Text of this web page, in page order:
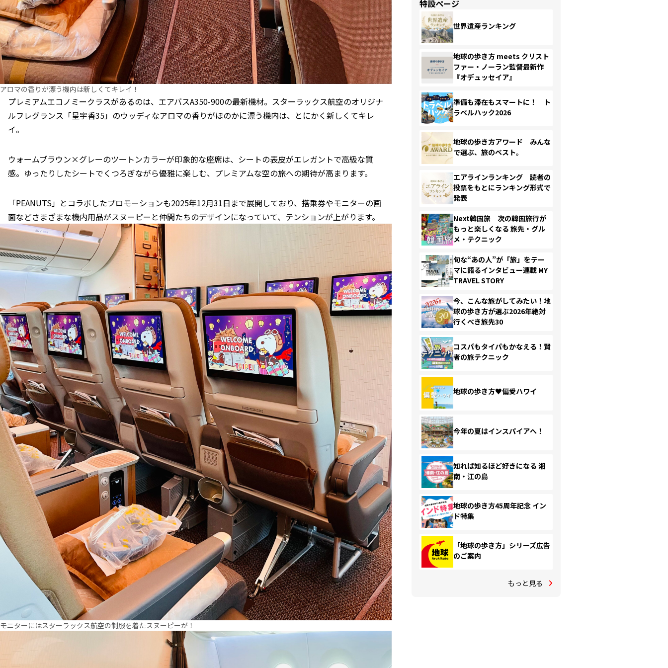
アロマの香りが漂う機内は新しくてキレイ！
プレミアムエコノミークラスがあるのは、エアバスA350-900の最新機材。スターラックス航空のオリジナ
ルフレグランス「星宇香35」のウッディなアロマの香りがほのかに漂う機内は、とにかく新しくてキレ
イ。
ウォームブラウン×グレーのツートンカラーが印象的な座席は、シートの表皮がエレガントで高級な質
感。ゆったりしたシートでくつろぎながら優雅に楽しむ、プレミアムな空の旅への期待が高まります。
「PEANUTS」とコラボしたプロモーションも2025年12月31日まで展開しており、搭乗券やモニターの画
面などさまざまな機内用品がスヌーピーと仲間たちのデザインになっていて、テンションが上がります。
モニターにはスターラックス航空の制服を着たスヌーピーが！
特設ページ
世界遺産ランキング
地球の歩き方 meets クリスト
ファー・ノーラン監督最新作
『オデュッセイア』
準備も滞在もスマートに！ ト
ラベルハック2026
地球の歩き方アワード みんな
で選ぶ、旅のベスト。
エアラインランキング 読者の
投票をもとにランキング形式で
発表
Next韓国旅 次の韓国旅行が
もっと楽しくなる 旅先・グル
メ・テクニック
旬な“あの人”が「旅」をテー
マに語るインタビュー連載 MY
TRAVEL STORY
今、こんな旅がしてみたい！地
球の歩き方が選ぶ2026年絶対
行くべき旅先30
コスパもタイパもかなえる！賢
者の旅テクニック
地球の歩き方♥偏愛ハワイ
今年の夏はインスパイアへ！
知れば知るほど好きになる 湘
南・江の島
地球の歩き方45周年記念 イン
ド特集
「地球の歩き方」シリーズ広告
のご案内
もっと見る